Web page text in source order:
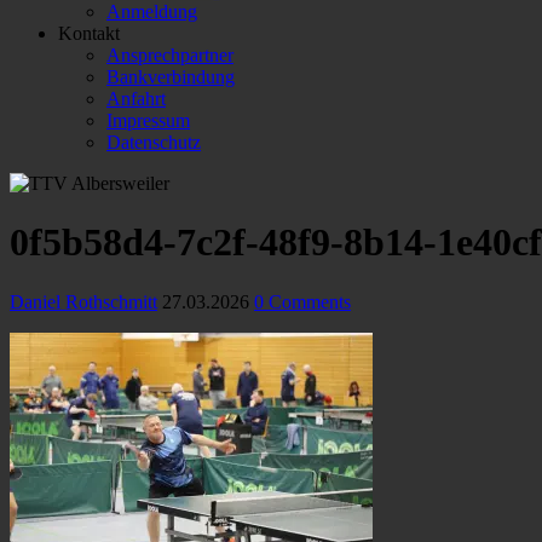
Anmeldung
Kontakt
Ansprechpartner
Bankverbindung
Anfahrt
Impressum
Datenschutz
0f5b58d4-7c2f-48f9-8b14-
Daniel Rothschmitt 27.03.2026 0 Comments